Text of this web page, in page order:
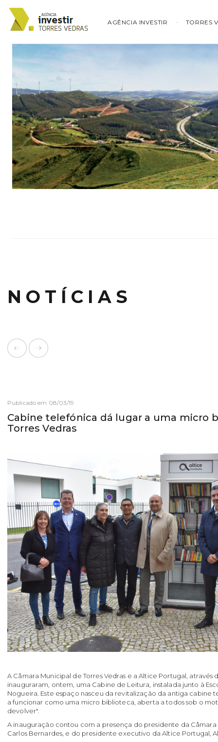
AGÊNCIA INVESTIR TORRES
NOTÍCIAS
Publicado em 08/03/19
Cabine telefónica dá lugar a uma micro
Torres Vedras
A Câmara Municipal de Torres Vedras e a Altice Portugal, através
inauguraram, ontem, uma Cabine de Leitura, instalada junto à
Nogueira. Este espaço nasceu da revitalização da antiga cabine
a funcionar como uma micro biblioteca, aberta a todos sob o
devolver".
A inauguração contou com a presença do presidente da Câmara
Carlos Bernardes, e do presidente executivo da Altice Portugal,